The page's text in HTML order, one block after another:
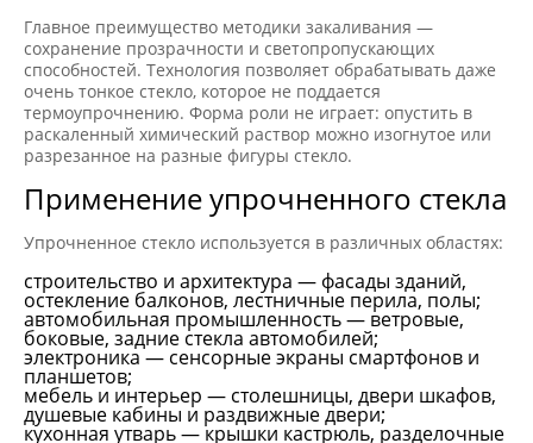
Главное преимущество методики закаливания —
сохранение прозрачности и светопропускающих
способностей. Технология позволяет обрабатывать даже
очень тонкое стекло, которое не поддается
термоупрочнению. Форма роли не играет: опустить в
раскаленный химический раствор можно изогнутое или
разрезанное на разные фигуры стекло.
Применение упрочненного стекла
Упрочненное стекло используется в различных областях:
строительство и архитектура — фасады зданий,
остекление балконов, лестничные перила, полы;
автомобильная промышленность — ветровые,
боковые, задние стекла автомобилей;
электроника — сенсорные экраны смартфонов и
планшетов;
мебель и интерьер — столешницы, двери шкафов,
душевые кабины и раздвижные двери;
кухонная утварь — крышки кастрюль, разделочные